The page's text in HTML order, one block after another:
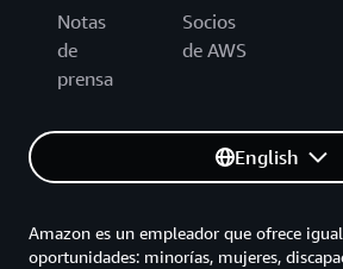
Notas
de
prensa
Socios
de AWS
English
Amazon es un empleador que ofrece
oportunidades: minorías, mujeres,